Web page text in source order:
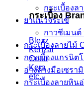
กระเบื้อง
Blezz
Kenzai
Cotto
Kera
etc.
กระเบื้องล
ยาแนวจระเข้
กาวซีเมนต์
กระเบื้องลายไม้
กระเบื้องแกรนิต
อ่างล้างมือเซรา
กระเบื้องลายหิน